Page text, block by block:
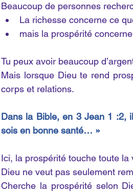
Beaucoup de personnes
La richesse concerne ce
mais la prospérité
Tu peux avoir beaucoup
Mais lorsque Dieu te rend
corps et relations.
Dans la Bible, en 3 Jean 1 :2,
sois en bonne santé… »
Ici, la prospérité touche toute la
Dieu ne veut pas seulement
Cherche la prospérité selon